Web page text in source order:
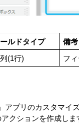
ルドタイプ 備考
(1行) フ
アプリのカスタマイ
クションを作成しま